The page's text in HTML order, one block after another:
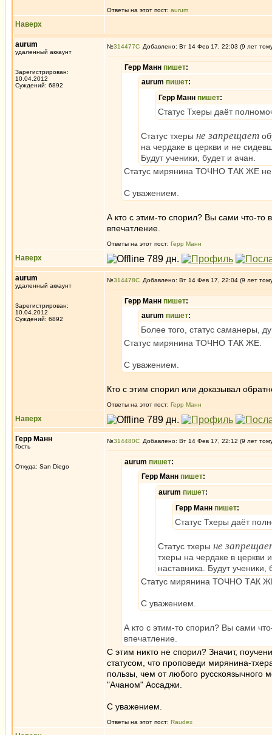
Ответы на этот пост: aurum
Наверх
aurum
удаленный аккаунт
Зарегистрирован:
10.04.2012
Суждений: 6892
№314477 Добавлено: Вт 14 Фев 17, 22:03 (9 лет
Герр Манн пишет:
aurum пишет:
Герр Манн пишет:
Статус Тхеры даёт
Статус тхеры не запрещает
на чердаке в церкви и не
Будут ученики, будет и ачан.
Статус мирянина ТОЧНО ТАК ЖЕ не
С уважением.
А кто с этим-то спорил? Вы сами что-то
впечатление.
Ответы на этот пост: Герр Манн
Наверх
aurum
удаленный аккаунт
Зарегистрирован:
10.04.2012
Суждений: 6892
№314478 Добавлено: Вт 14 Фев 17, 22:04 (9 лет
Герр Манн пишет:
aurum пишет:
Более того, статус саманеры,
Статус мирянина ТОЧНО ТАК ЖЕ.
С уважением.
Кто с этим спорил или доказывал
Ответы на этот пост: Герр Манн
Наверх
Герр Манн
Гость
Откуда: San Diego
№314480 Добавлено: Вт 14 Фев 17, 22:12 (9 лет
aurum пишет:
Герр Манн пишет:
aurum пишет:
Герр Манн пишет:
Статус Тхеры даёт
Статус тхеры не
тхеры на чердаке в церкви
наставника. Будут ученики,
Статус мирянина ТОЧНО ТАК
С уважением.
А кто с этим-то спорил? Вы сами
впечатление.
С этим никто не спорил? Значит,
статусом, что проповеди мирянина-
пользы, чем от любого
"Ачаном" Ассаджи.
С уважением.
Ответы на этот пост: Raudex